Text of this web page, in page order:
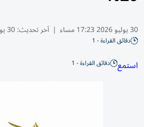
30 يوليو 2026 17:23 مساء | آخر تحديث:30 يوليو 17:47 2026
دقائق القراءة - 1
استمع دقائق القراءة - 1